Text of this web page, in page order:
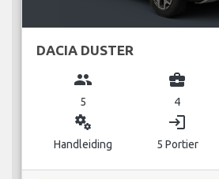
DACIA DUSTER
group
5
business_center
4
miscellaneous_services
Handleiding
login
5 Portier